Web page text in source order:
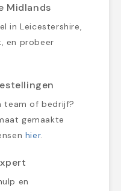
Midlands
in Leicestershire,
en probeer
team of bedrijf?
gemaakte
hier.
en